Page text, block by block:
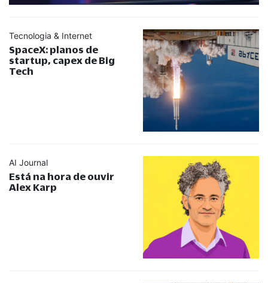
Tecnologia & Internet
SpaceX: planos de
startup, capex de Big
Tech
AI Journal
Está na hora de ouvir
Alex Karp